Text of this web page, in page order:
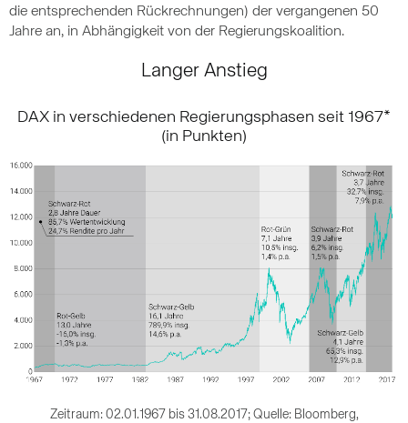
die entsprechenden Rückrechnungen) der vergangenen 50
Jahre an, in Abhängigkeit von der Regierungskoalition.
Langer Anstieg
DAX in verschiedenen Regierungsphasen seit 1967*
(in Punkten)
Zeitraum: 02.01.1967 bis 31.08.2017; Quelle: Bloomberg,